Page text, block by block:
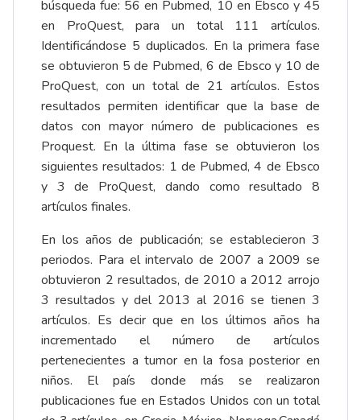
búsqueda fue: 56 en Pubmed, 10 en Ebsco y 45
en ProQuest, para un total 111 artículos.
Identificándose 5 duplicados. En la primera fase
se obtuvieron 5 de Pubmed, 6 de Ebsco y 10 de
ProQuest, con un total de 21 artículos. Estos
resultados permiten identificar que la base de
datos con mayor número de publicaciones es
Proquest. En la última fase se obtuvieron los
siguientes resultados: 1 de Pubmed, 4 de Ebsco
y 3 de ProQuest, dando como resultado 8
artículos finales.
En los años de publicación; se establecieron 3
periodos. Para el intervalo de 2007 a 2009 se
obtuvieron 2 resultados, de 2010 a 2012 arrojo
3 resultados y del 2013 al 2016 se tienen 3
artículos. Es decir que en los últimos años ha
incrementado el número de artículos
pertenecientes a tumor en la fosa posterior en
niños. El país donde más se realizaron
publicaciones fue en Estados Unidos con un total